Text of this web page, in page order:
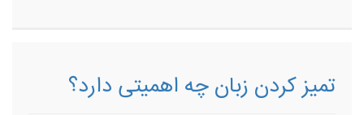
تمیز کردن زبان چه اهمیتی دارد؟